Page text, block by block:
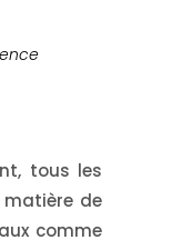
tous les
de
comme